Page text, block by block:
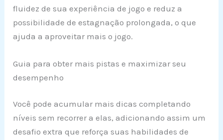
fluidez de sua experiência de jogo e reduz a
possibilidade de estagnação prolongada, o que
ajuda a aproveitar mais o jogo.
Guia para obter mais pistas e maximizar seu
desempenho
Você pode acumular mais dicas completando
níveis sem recorrer a elas, adicionando assim um
desafio extra que reforça suas habilidades de